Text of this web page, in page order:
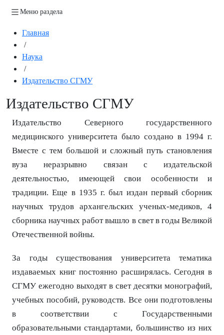
Меню раздела
Главная
/
Наука
/
Издательство СГМУ
Издательство СГМУ
Издательство Северного государственного
медицинского университета было создано в 1994 г.
Вместе с тем большой и сложный путь становления
вуза неразрывно связан с издательской
деятельностью, имеющей свои особенности и
традиции. Еще в 1935 г. был издан первый сборник
научных трудов архангельских ученых-медиков, 4
сборника научных работ вышло в свет в годы Великой
Отечественной войны.
За годы существования университета тематика
издаваемых книг постоянно расширялась. Сегодня в
СГМУ ежегодно выходят в свет десятки монографий,
учебных пособий, руководств. Все они подготовлены
в соответствии с Государственными
образовательными стандартами, большинство из них